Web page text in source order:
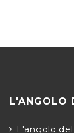
L'ANGOLO
L'angolo